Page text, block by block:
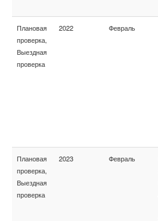
Плановая
проверка,
Выездная
проверка
2022 Февраль
Плановая
проверка,
Выездная
проверка
2023 Февраль